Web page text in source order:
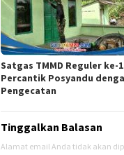
Satgas TMMD Reguler ke-
Percantik Posyandu
Pengecatan
Tinggalkan Balasan
Alamat email Anda tidak akan